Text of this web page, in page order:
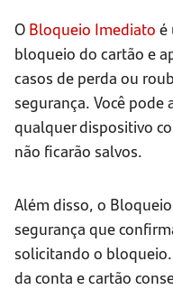
O Bloqueio Imediato é
bloqueio do cartão e
casos de perda ou
segurança. Você pode
qualquer dispositivo
não ficarão salvos.
Além disso, o
segurança que
solicitando o
da conta e cartão